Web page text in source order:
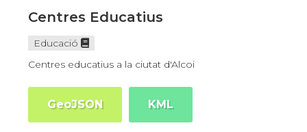
Centres Educatius
Educació
Centres educatius a la ciutat d'Alcoi
GeoJSON KML